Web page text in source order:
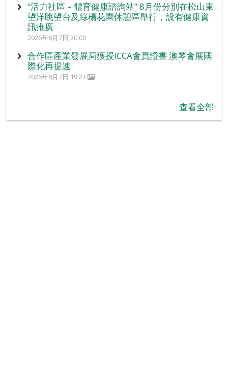
“活力社區 – 體育健康諮詢站” 8月份分別在松山東
望洋眺望台及綠楊花園休憩區舉行，設有健康資
訊推廣
2026年8月7日 20:00
合作區產業發展局獲授ICCA會員證書 澳琴會展國
際化再提速
2026年8月7日 19:21
查看全部